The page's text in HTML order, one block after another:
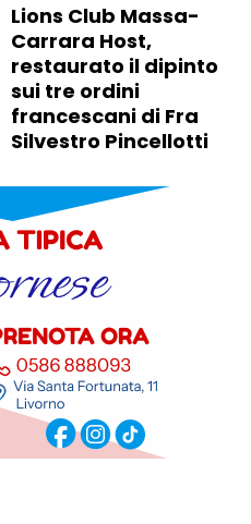
Lions Club Massa-
Carrara Host,
restaurato il dipinto
sui tre ordini
francescani di Fra
Silvestro Pincellotti